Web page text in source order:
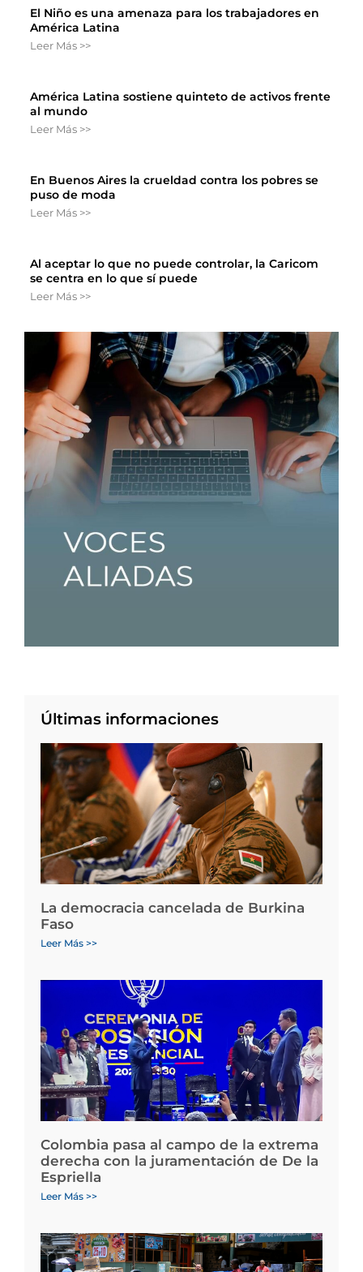
El Niño es una amenaza para los trabajadores en
América Latina
Leer Más >>
América Latina sostiene quinteto de activos frente
al mundo
Leer Más >>
En Buenos Aires la crueldad contra los pobres se
puso de moda
Leer Más >>
Al aceptar lo que no puede controlar, la Caricom
se centra en lo que sí puede
Leer Más >>
Últimas informaciones
La democracia cancelada de Burkina
Faso
Leer Más >>
Colombia pasa al campo de la extrema
derecha con la juramentación de De la
Espriella
Leer Más >>